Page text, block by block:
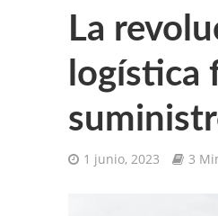
La
logística
1 junio, 2023 3